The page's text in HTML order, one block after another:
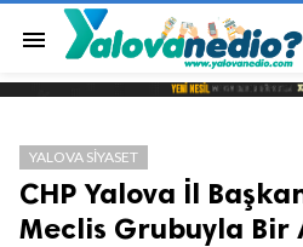
menu
YALOVA SIYASET
CHP Yalova İl
Meclis Grubuyla Bir